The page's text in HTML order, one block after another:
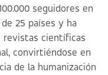
seguidores en
25 países y ha
revistas científicas
convirtiéndose en
de la humanización